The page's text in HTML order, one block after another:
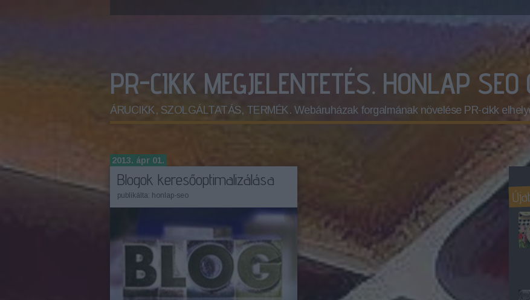
PR-CIKK MEGJELENTETÉS. HONLAP
ÁRUCIKK, SZOLGÁLTATÁS, TERMÉK. Webáruházak forgalmának növelése PR-cikk
2013. ápr 01.
Blogok keresőoptimalizálása
publikálta: honlap-seo